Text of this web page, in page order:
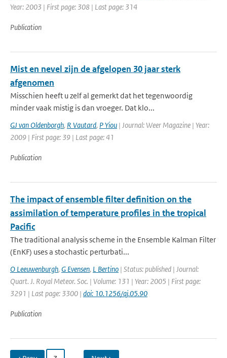
Year: 2003 | First page: 308 | Last page: 314
Publication
Mist en nevel zijn de afgelopen 30 jaar sterk
afgenomen
Misschien heeft u zelf al gemerkt dat het tegenwoordig
minder vaak mistig is dan vroeger. Dat klo...
GJ van Oldenborgh, R Vautard, P Yiou | Journal: Weer Magazine | Year:
2009 | First page: 39 | Last page: 41
Publication
The impact of ensemble filter definition on the
assimilation of temperature profiles in the tropical
Pacific
The traditional analysis scheme in the Ensemble Kalman Filter
(EnKF) uses a stochastic perturbati...
O Leeuwenburgh, G Evensen, L Bertino | Status: published | Journal:
Quart. J. Royal Meteor. Soc. | Volume: 131 | Year: 2005 | First page:
3291 | Last page: 3300 | doi: 10.1256/qj.05.90
Publication